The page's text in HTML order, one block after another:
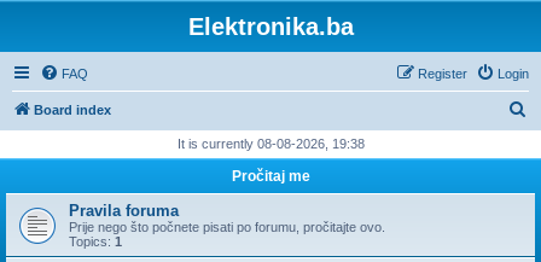
Elektronika.ba
FAQ Login
Register
Board index
r
h
It is currently 08-08-2026, 19:38
Pročitaj me
Pravila foruma
Prije nego što počnete pisati po forumu, pročitajte ovo.
Topics: 1